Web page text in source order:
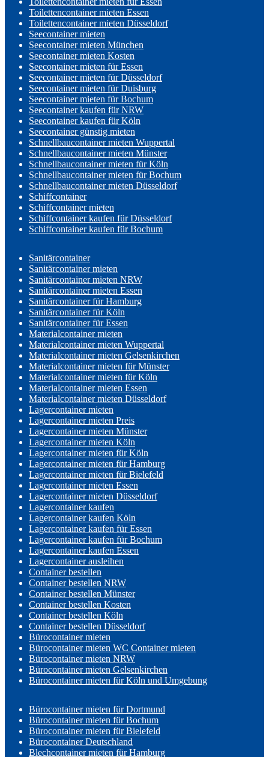
Toilettencontainer mieten Essen
Toilettencontainer mieten Düsseldorf
Seecontainer mieten
Seecontainer mieten München
Seecontainer mieten Kosten
Seecontainer mieten für Essen
Seecontainer mieten für Düsseldorf
Seecontainer mieten für Duisburg
Seecontainer mieten für Bochum
Seecontainer kaufen für NRW
Seecontainer kaufen für Köln
Seecontainer günstig mieten
Schnellbaucontainer mieten Wuppertal
Schnellbaucontainer mieten Münster
Schnellbaucontainer mieten für Köln
Schnellbaucontainer mieten für Bochum
Schnellbaucontainer mieten Düsseldorf
Schiffcontainer
Schiffcontainer mieten
Schiffcontainer kaufen für Düsseldorf
Schiffcontainer kaufen für Bochum
Sanitärcontainer
Sanitärcontainer mieten
Sanitärcontainer mieten NRW
Sanitärcontainer mieten Essen
Sanitärcontainer für Hamburg
Sanitärcontainer für Köln
Sanitärcontainer für Essen
Materialcontainer mieten
Materialcontainer mieten Wuppertal
Materialcontainer mieten Gelsenkirchen
Materialcontainer mieten für Münster
Materialcontainer mieten für Köln
Materialcontainer mieten Essen
Materialcontainer mieten Düsseldorf
Lagercontainer mieten
Lagercontainer mieten Preis
Lagercontainer mieten Münster
Lagercontainer mieten Köln
Lagercontainer mieten für Köln
Lagercontainer mieten für Hamburg
Lagercontainer mieten für Bielefeld
Lagercontainer mieten Essen
Lagercontainer mieten Düsseldorf
Lagercontainer kaufen
Lagercontainer kaufen Köln
Lagercontainer kaufen für Essen
Lagercontainer kaufen für Bochum
Lagercontainer kaufen Essen
Lagercontainer ausleihen
Container bestellen
Container bestellen NRW
Container bestellen Münster
Container bestellen Kosten
Container bestellen Köln
Container bestellen Düsseldorf
Bürocontainer mieten
Bürocontainer mieten WC Container mieten
Bürocontainer mieten NRW
Bürocontainer mieten Gelsenkirchen
Bürocontainer mieten für Köln und Umgebung
Bürocontainer mieten für Dortmund
Bürocontainer mieten für Bochum
Bürocontainer mieten für Bielefeld
Bürocontainer Deutschland
Blechcontainer mieten für Hamburg